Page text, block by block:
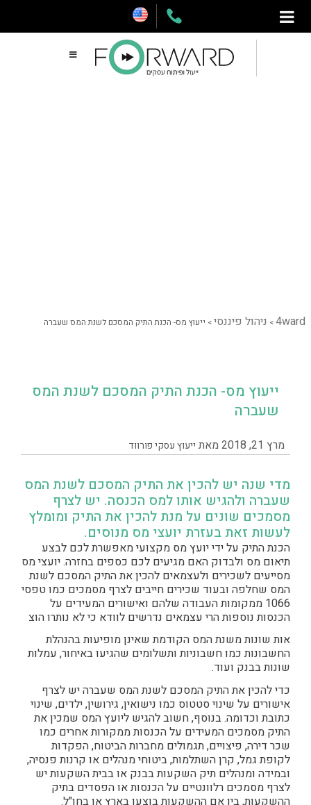
לתוכן
4ward
> ניהול פיננסי> ייעוץ מס- הכנת התיק המסכם לשנת המס שעברה
ייעוץ מס- הכנת התיק המסכם לשנת המס
שעברה
מרץ 21, 2018 מאת ייעוץ עסקי פורווד
מדי שנה יש להכין את התיק המסכם לשנת המס
שעברה ולהגיש אותו למס הכנסה. יש לצרף
מסמכים שונים על מנת להכין את התיק ומומלץ
לעשות זאת בעזרת יועצי מס מנוסים.
הכנת התיק על ידי יועץ מס מקצועי מאפשרת לכם לבצע
תיאום מס ולבדוק האם מגיעים לכם כספים בחזרה. יועצי מס
מסייעים לשכירים ולעצמאים להכין את התיק המסכם לשנת
המס שחלפה ובעוד שכירים חייבים לצרף מסמכים כמו טפסי
1066 ממקומות העבודה שלהם ואישורים המעידים על
הכנסות נוספות הרי עצמאים נדרשים לוודא כי לא נותרו הוצ
אות שונות משנת המס הקודמת שאינן מופיעות בהנהלת
החשבונות כמו חשבוניות ותשלומים שהגיעו באיחור, עמלות
שונות בבנק ועוד.
כדי להכין את התיק המסכם לשנת המס שעברה יש לצרף
אישורים על שינוי סטטוס כמו נישואין, גירושין, ילדים, שינוי
כתובת וכדומה. בנוסף, חשוב להגיש ליועץ המס שמכין את
התיק מסמכים המעידים על הכנסות ממקורות אחרים כמו
שכר דירה, פיצויים, תגמולים מחברות הביטוח, הפקדות
לקופת גמל, קרן השתלמות, ביטוחי מנהלים או קרנות פנסיה,
ובמידה ומנהלים תיק השקעות בבנק או בבית השקעות יש
לצרף מסמכים רלוונטיים על הכנסות או הפסדים בתיק
ההשקעות, בין אם ההשקעות בוצעו בארץ או בחו"ל.